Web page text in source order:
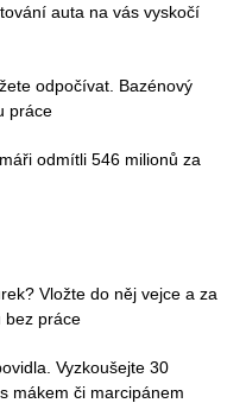
auta na vás vyskočí
odpočívat. Bazénový
práce
odmítli 546 milionů za
Vložte do něj vejce a za
bez práce
Vyzkoušejte 30
mákem či marcipánem